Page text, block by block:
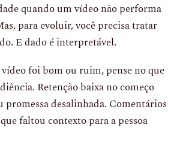
quando um vídeo não performa
para evoluir, você precisa tratar
E dado é interpretável.
vídeo foi bom ou ruim, pense no que
Retenção baixa no começo
promessa desalinhada. Comentários
faltou contexto para a pessoa